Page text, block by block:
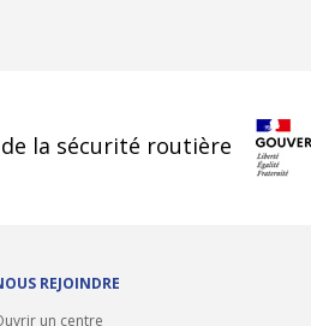
la sécurité routière
REJOINDRE
un centre